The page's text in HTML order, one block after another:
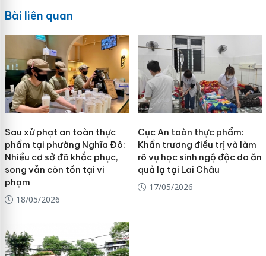
Bài liên quan
Sau xử phạt an toàn thực
phẩm tại phường Nghĩa Đô:
Nhiều cơ sở đã khắc phục,
song vẫn còn tồn tại vi
phạm
18/05/2026
Cục An toàn thực phẩm:
Khẩn trương điều trị và làm
rõ vụ học sinh ngộ độc do ăn
quả lạ tại Lai Châu
17/05/2026